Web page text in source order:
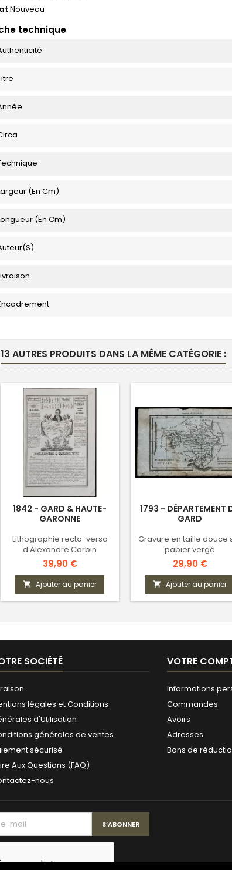
Nouveau
technique
(en Cm)
(en Cm)
13 AUTRES PRODUITS DANS LA MÊME CATÉGORIE :
1842 - GARD & HAUTE-
GARONNE
Lithographie recto-verso
d'Alexandre Corbin
Prix
39,90 €
 Ajouter au panier
1793 - DÉPARTEMENT
GARD
Gravure en taille douce
papier vergé
Prix
29,90 €
 Ajouter au panier
SOCIÉTÉ
légales et Conditions
d'Utilisation
générales de ventes
sécurisé
Aux Questions (FAQ)
nous
VOTRE
Informations
Commandes
Avoirs
Adresses
Bons de